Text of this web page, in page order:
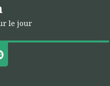
le jour